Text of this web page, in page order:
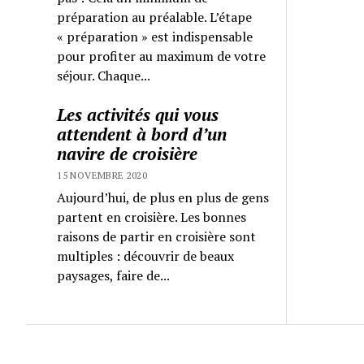
préparation au préalable. L’étape
« préparation » est indispensable
pour profiter au maximum de votre
séjour. Chaque...
Les activités qui vous
attendent à bord d’un
navire de croisière
15 NOVEMBRE 2020
Aujourd’hui, de plus en plus de gens
partent en croisière. Les bonnes
raisons de partir en croisière sont
multiples : découvrir de beaux
paysages, faire de...